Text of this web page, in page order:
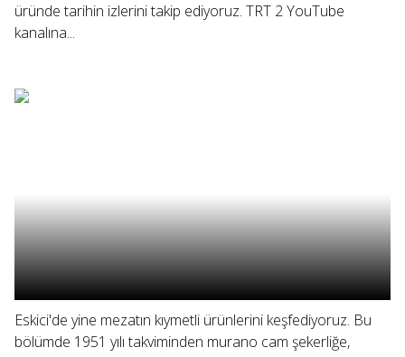
üründe tarihin izlerini takip ediyoruz. TRT 2 YouTube
kanalına...
Eskici'de yine mezatın kıymetli ürünlerini keşfediyoruz. Bu
bölümde 1951 yılı takviminden murano cam şekerliğe,